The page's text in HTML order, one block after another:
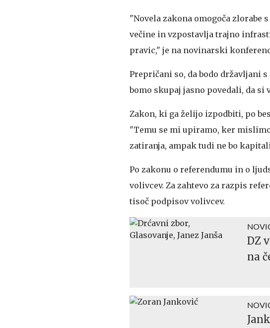
"Novela zakona omogoča zlorabe
večine in vzpostavlja trajno
pravic," je na novinarski
Prepričani so, da bodo državljani
bomo skupaj jasno povedali, da
Zakon, ki ga želijo izpodbiti, po
"Temu se mi upiramo, ker
zatiranja, ampak tudi ne bo
Po zakonu o referendumu in o
volivcev. Za zahtevo za razpis
tisoč podpisov volivcev.
DZ
na